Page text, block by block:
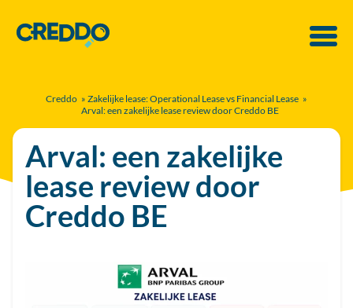
Creddo » Zakelijke lease: Operational Lease vs Financial Lease »
Arval: een zakelijke lease review door Creddo BE
Arval: een zakelijke
lease review door
Creddo BE